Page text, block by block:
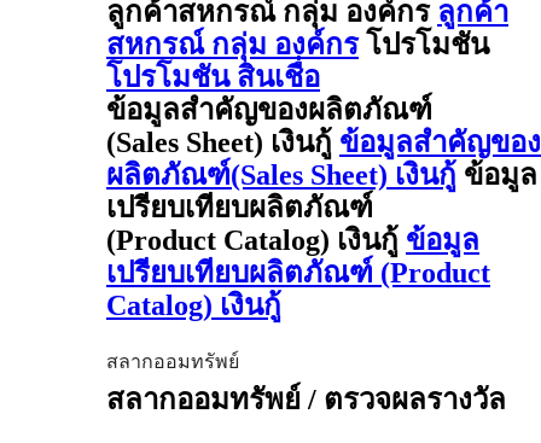
ลูกค้าสหกรณ์ กลุ่ม องค์กร ลูกค้า
สหกรณ์ กลุ่ม องค์กร โปรโมชัน
โปรโมชัน สินเชื่อ
ข้อมูลสำคัญของผลิตภัณฑ์
(Sales Sheet) เงินกู้ ข้อมูลสำคัญของ
ผลิตภัณฑ์(Sales Sheet) เงินกู้ ข้อมูล
เปรียบเทียบผลิตภัณฑ์
(Product Catalog) เงินกู้ ข้อมูล
เปรียบเทียบผลิตภัณฑ์ (Product
Catalog) เงินกู้
สลากออมทรัพย์
สลากออมทรัพย์ / ตรวจผลรางวัล